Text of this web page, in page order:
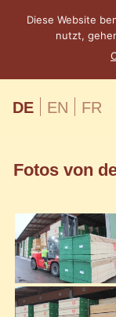
DE EN FR
Fotos von
Diese Website
nutzt,